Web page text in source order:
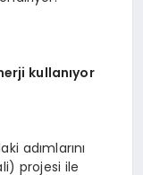
kullanıyor
adımlarını
projesi ile